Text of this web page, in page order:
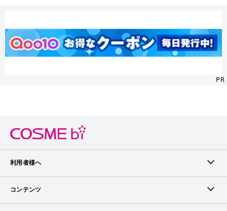
PR
利用者様へ
メンバーログイン
コンテンツ